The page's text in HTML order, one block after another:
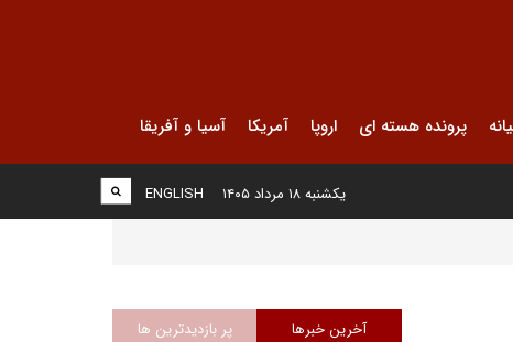
پرونده هسته ای اروپا آمریکا آسیا و آفریقا
ENGLISH یکشنبه ۱۸ مرداد ۱۴۰۵
آخرین خبرها پر بازدیدترین ها